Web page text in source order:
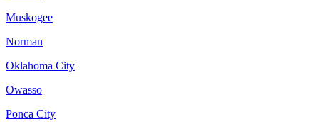
Muskogee
Norman
Oklahoma City
Owasso
Ponca City